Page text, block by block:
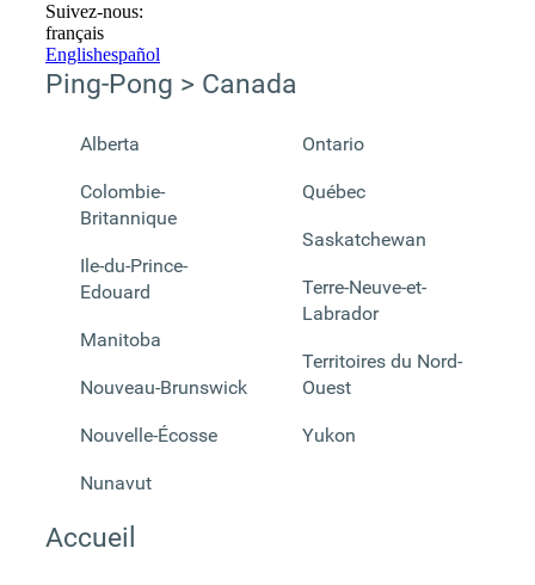
Suivez-nous:
français
Englishespañol
Ping-Pong > Canada
Alberta
Colombie-
Britannique
Ile-du-Prince-
Edouard
Manitoba
Nouveau-Brunswick
Nouvelle-Écosse
Nunavut
Ontario
Québec
Saskatchewan
Terre-Neuve-et-
Labrador
Territoires du Nord-
Ouest
Yukon
Accueil